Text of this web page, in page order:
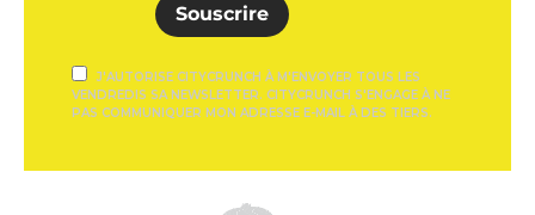
Souscrire
J'AUTORISE CITYCRUNCH À M'ENVOYER TOUS LES
VENDREDIS SA NEWSLETTER. CITYCRUNCH S'ENGAGE À NE
PAS COMMUNIQUER MON ADRESSE E-MAIL À DES TIERS.